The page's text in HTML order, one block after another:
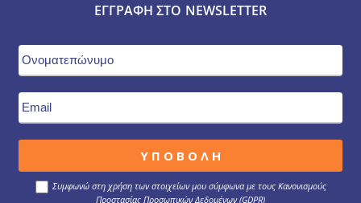
ΕΓΓΡΑΦΉ ΣΤΟ NEWSLETTER
Συμφωνώ στη χρήση των στοιχείων μου σύμφωνα με τους Κανονισμούς
Προστασίας Προσωπικών Δεδομένων (GDPR)